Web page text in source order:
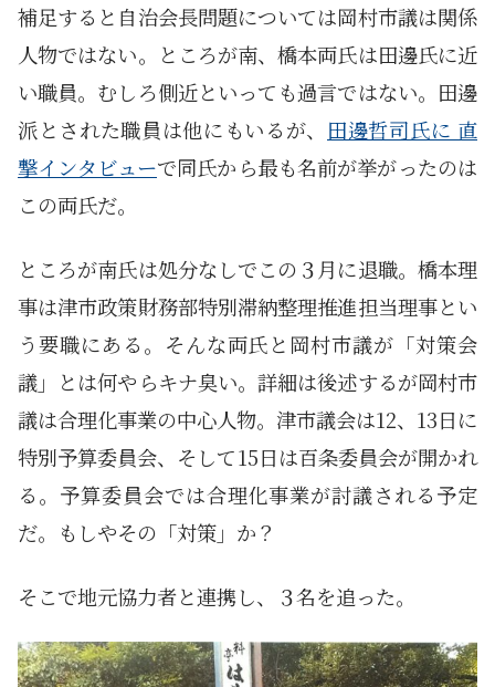
補足すると自治会長問題については岡村市議は関係
人物ではない。ところが南、橋本両氏は田邊氏に近
い職員。むしろ側近といっても過言ではない。田邊
派とされた職員は他にもいるが、 田邊哲司氏に 直
撃インタビューで同氏から最も名前が挙がったのは
この両氏だ。
ところが南氏は処分なしでこの３月に退職。橋本理
事は津市政策財務部特別滞納整理推進担当理事とい
う要職にある。そんな両氏と岡村市議が「対策会
議」とは何やらキナ臭い。詳細は後述するが岡村市
議は合理化事業の中心人物。津市議会は12、13日に
特別予算委員会、そして15日は百条委員会が開かれ
る。予算委員会では合理化事業が討議される予定
だ。もしやその「対策」か？
そこで地元協力者と連携し、３名を追った。